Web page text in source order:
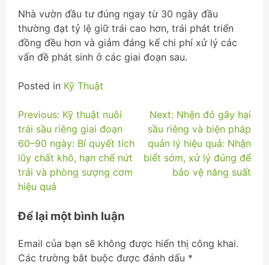
Nhà vườn đầu tư đúng ngay từ 30 ngày đầu
thường đạt tỷ lệ giữ trái cao hơn, trái phát triển
đồng đều hơn và giảm đáng kể chi phí xử lý các
vấn đề phát sinh ở các giai đoạn sau.
Posted in Kỹ Thuật
Điều
hướng
bài
viết
Previous: Kỹ thuật nuôi
trái sầu riêng giai đoạn
60–90 ngày: Bí quyết tích
lũy chất khô, hạn chế nứt
trái và phòng sượng cơm
hiệu quả
Next: Nhện đỏ gây hại
sầu riêng và biện pháp
quản lý hiệu quả: Nhận
biết sớm, xử lý đúng để
bảo vệ năng suất
Để lại một bình luận
Email của bạn sẽ không được hiển thị công khai.
Các trường bắt buộc được đánh dấu *